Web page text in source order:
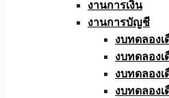
งานการเงิน
งานการบัญชี
งบทดลอง
งบทดลอง
งบทดลอง
งบทดลอง